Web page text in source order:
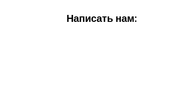
Написать нам: